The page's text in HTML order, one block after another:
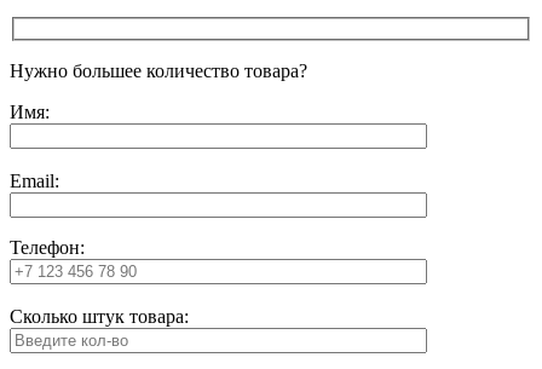
Нужно большее количество товара?
Имя:
Email:
Телефон:
Сколько штук товара: